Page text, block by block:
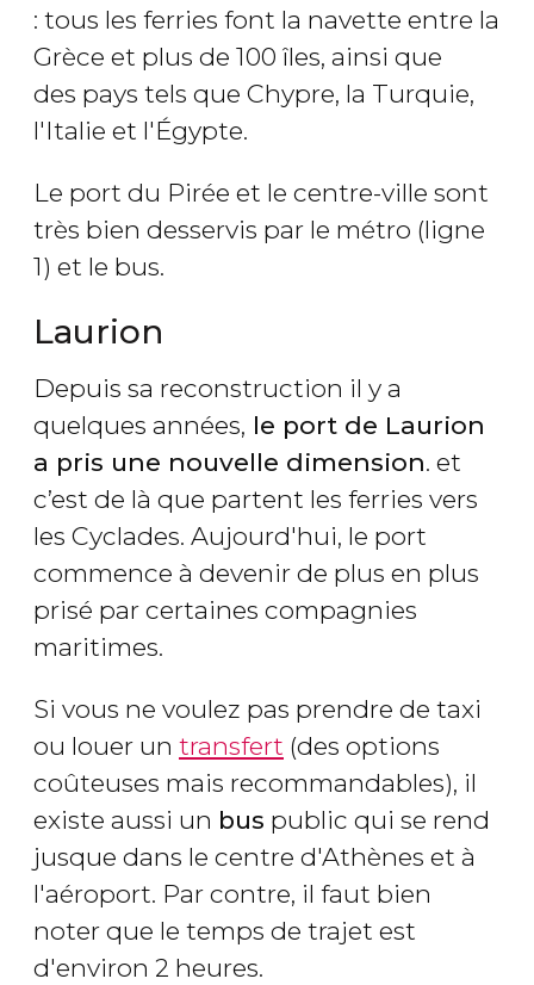
: tous les ferries font la navette entre la
Grèce et plus de 100 îles, ainsi que
des pays tels que Chypre, la Turquie,
l'Italie et l'Égypte.
Le port du Pirée et le centre-ville sont
très bien desservis par le métro (ligne
1) et le bus.
Laurion
Depuis sa reconstruction il y a
quelques années, le port de Laurion
a pris une nouvelle dimension. et
c’est de là que partent les ferries vers
les Cyclades. Aujourd'hui, le port
commence à devenir de plus en plus
prisé par certaines compagnies
maritimes.
Si vous ne voulez pas prendre de taxi
ou louer un transfert (des options
coûteuses mais recommandables), il
existe aussi un bus public qui se rend
jusque dans le centre d'Athènes et à
l'aéroport. Par contre, il faut bien
noter que le temps de trajet est
d'environ 2 heures.